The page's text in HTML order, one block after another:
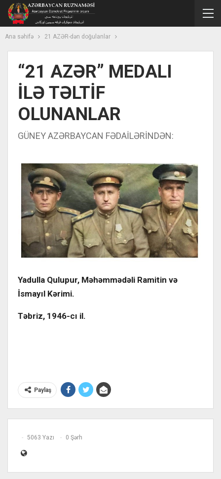
Ana səhifə 21 AZƏR-dən doğulanlar
“21 AZƏR” MEDALI
İLƏ TƏLTİF
OLUNANLAR
GÜNEY AZƏRBAYCAN FƏDAİLƏRİNDƏN:
Yadulla Qulupur, Məhəmmədəli Ramitin və
İsmayıl Kərimi.
Təbriz, 1946-cı il.
Paylaş
5063 Yazı 0 Şərh